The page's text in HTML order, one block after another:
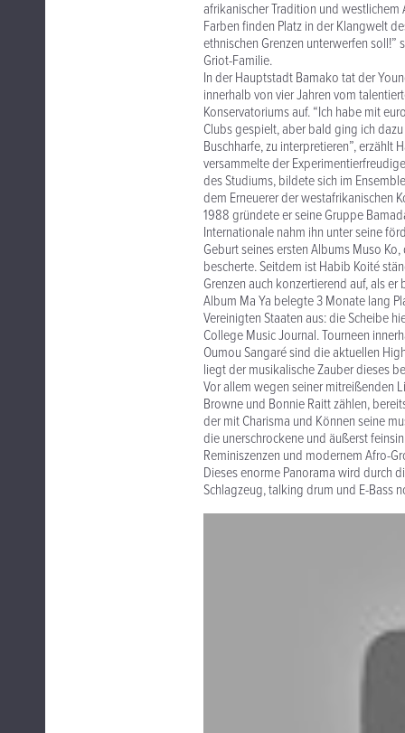
afrikanischer Tradition und
Farben finden Platz in der Klangwelt
ethnischen Grenzen unterwerfen
Griot-Familie.
In der Hauptstadt Bamako tat der
innerhalb von vier Jahren vom
Konservatoriums auf. “Ich habe mit
Clubs gespielt, aber bald ging ich
Buschharfe, zu interpretieren”, erzählt
versammelte der
des Studiums, bildete sich im
dem Erneuerer der westafrikanischen
1988 gründete er seine Gruppe
Internationale nahm ihn unter seine
Geburt seines ersten Albums Muso
bescherte. Seitdem ist Habib Koité
Grenzen auch konzertierend auf, als
Album Ma Ya belegte 3 Monate lang
Vereinigten Staaten aus: die Scheibe
College Music Journal. Tourneen
Oumou Sangaré sind die aktuellen
liegt der musikalische Zauber dieses
Vor allem wegen seiner mitreißenden
Browne und Bonnie Raitt zählen,
der mit Charisma und Können seine
die unerschrockene und äußerst
Reminiszenzen und modernem Afro-
Dieses enorme Panorama wird durch
Schlagzeug, talking drum und E-Bass